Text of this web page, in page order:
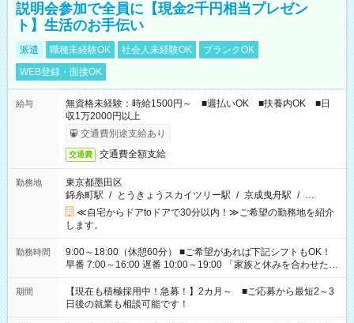
説明会参加で全員に【現金2千円相当プレゼン
ト】生活のお手伝い
派遣 職種未経験OK 社会人未経験OK
ブランクOK
WEB登録・面接OK
給与
無資格未経験：時給1500円～ ■週払いOK ■扶養内OK ■日
収1万2000円以上
交通費別途支給あり
交通費 交通費全額支給
勤務地
東京都墨田区
錦糸町駅 / とうきょうスカイツリー駅 / 京成曳舟駅 / …
≪自宅からドアtoドアで30分以内！≫ご希望の勤務地を紹介
します。
勤務時間
9:00～18:00（休憩60分） ■ご希望があれば下記シフトもOK！
早番 7:00～16:00 遅番 10:00～19:00 「家族と休みを合わせた
い」 「余裕を持って夕飯の準備がしたい」 「できれば残業はし
たくない」 など、ご希望を教えてくださいね。 ※Wワーク希望
の方へ 今ご覧のお仕事で希望する勤務時間と、もう1つのお仕事
の勤務時間。 合計で週40時間を超える場合は応募できません。
期間
【現在も積極採用中！急募！】2カ月～ ■ご応募から最短2～3
日後の就業も相談可能です！